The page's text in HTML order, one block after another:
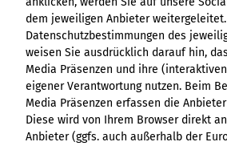
dem jeweiligen Anbieter
Datenschutzbestimmungen des
weisen Sie ausdrücklich darauf hin,
Media Präsenzen und ihre
eigener Verantwortung nutzen. Beim
Media Präsenzen erfassen die
Diese wird von Ihrem Browser direkt
Anbieter (ggfs. auch außerhalb der